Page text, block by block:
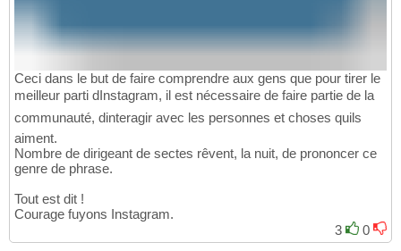
Ceci dans le but de faire comprendre aux gens que pour tirer le
meilleur parti dInstagram, il est nécessaire de faire partie de la
communauté, dinteragir avec les personnes et choses quils
aiment.
Nombre de dirigeant de sectes rêvent, la nuit, de prononcer ce
genre de phrase.
Tout est dit !
Courage fuyons Instagram.
3
0